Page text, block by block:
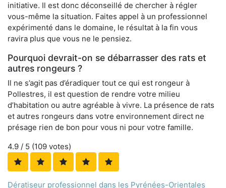
initiative. Il est donc déconseillé de chercher à régler
vous-même la situation. Faites appel à un professionnel
expérimenté dans le domaine, le résultat à la fin vous
ravira plus que vous ne le pensiez.
Pourquoi devrait-on se débarrasser des rats et
autres rongeurs ?
Il ne s’agit pas d’éradiquer tout ce qui est rongeur à
Pollestres, il est question de rendre votre milieu
d’habitation ou autre agréable à vivre. La présence de rats
et autres rongeurs dans votre environnement direct ne
présage rien de bon pour vous ni pour votre famille.
4.9 / 5 (109 votes)
Dératiseur professionnel dans les Pyrénées-Orientales